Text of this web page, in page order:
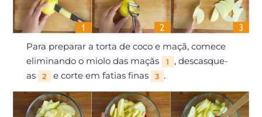
Para preparar a torta de coco e maçã, comece
eliminando o miolo das maçãs
1
, descasque-
as
2 e corte em fatias finas 3 .